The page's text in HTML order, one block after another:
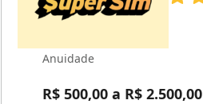
Anuidade
R$ 500,00 a R$ 2.500,00